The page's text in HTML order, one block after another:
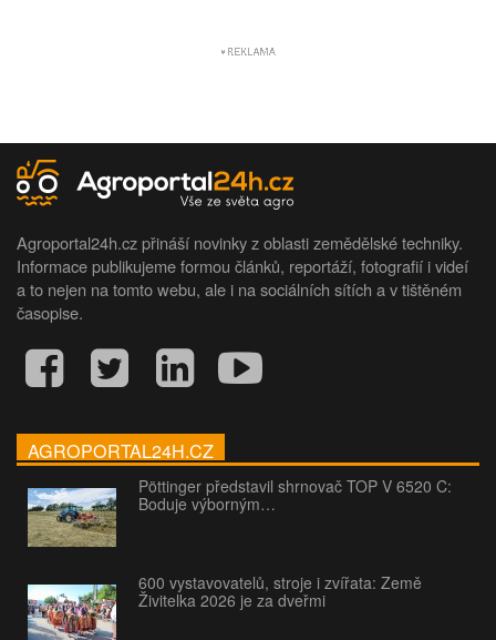
Agroportal24h.cz přináší novinky z oblasti zemědělské techniky.
Informace publikujeme formou článků, reportáží, fotografií i videí
a to nejen na tomto webu, ale i na sociálních sítích a v tištěném
časopise.
AGROPORTAL24H.CZ
Pöttinger představil shrnovač TOP V 6520 C:
Boduje výborným…
600 vystavovatelů, stroje i zvířata: Země
Živitelka 2026 je za dveřmi